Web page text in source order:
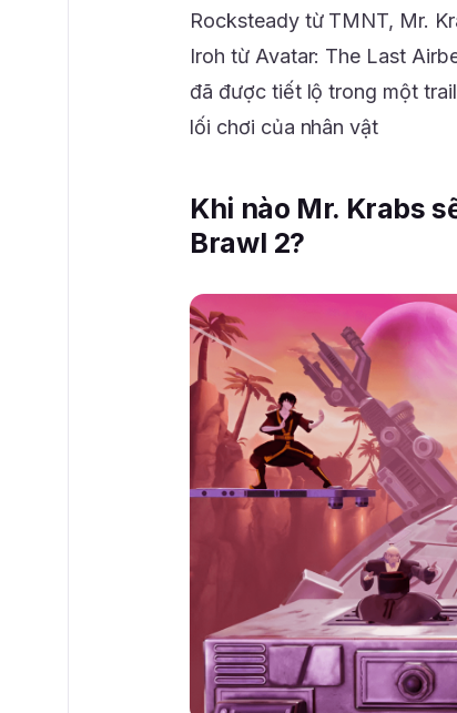
Rocksteady từ TMNT, Mr.
Iroh từ Avatar: The Last
đã được tiết lộ trong một
lối chơi của nhân vật
Khi nào Mr. Krabs
Brawl 2?